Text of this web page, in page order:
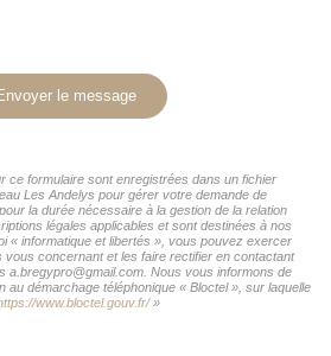
le message
ce formulaire sont enregistrées dans un fichier
Les Andelys pour gérer votre demande de
la durée nécessaire à la gestion de la relation
légales applicables et sont destinées à nos
« informatique et libertés », vous pouvez exercer
concernant et les faire rectifier en contactant
a.bregypro@gmail.com. Nous vous informons de
au démarchage téléphonique « Bloctel », sur laquelle
www.bloctel.gouv.fr/»